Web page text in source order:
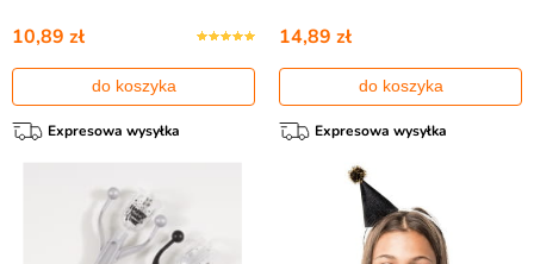
10,89 zł
do koszyka
Expresowa wysyłka
14,89 zł
do koszyka
Expresowa wysyłka